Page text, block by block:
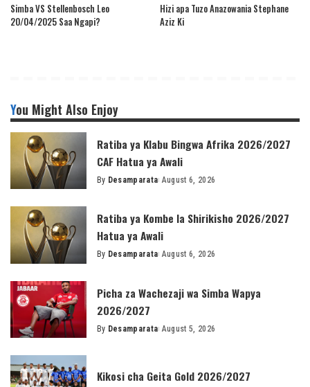
Simba VS Stellenbosch Leo
20/04/2025 Saa Ngapi?
Hizi apa Tuzo Anazowania Stephane
Aziz Ki
You Might Also Enjoy
Ratiba ya Klabu Bingwa Afrika 2026/2027
CAF Hatua ya Awali
Posted
By Desamparata August 6, 2026
Ratiba ya Kombe la Shirikisho 2026/2027
Hatua ya Awali
Posted
By Desamparata August 6, 2026
Picha za Wachezaji wa Simba Wapya
2026/2027
Posted
By Desamparata August 5, 2026
Kikosi cha Geita Gold 2026/2027